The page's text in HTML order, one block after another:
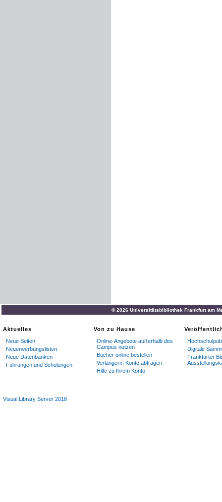
© 2026 Universitätsbibliothek Frankfurt am
Aktuelles
Neue Seiten
Neuerwerbungslisten
Neue Datenbanken
Führungen und Schulungen
Von zu Hause
Online-Angebote außerhalb des
Campus nutzen
Bücher online bestellen
Verlängern, Konto abfragen
Hilfe zu Ihrem Konto
Digitale
Frankfurter
Visual Library Server 2018